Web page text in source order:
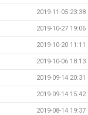
2019-11-05 23:38
2019-10-27 19:06
2019-10-20 11:11
2019-10-06 18:13
2019-09-14 20:31
2019-09-14 15:42
2019-08-14 19:37